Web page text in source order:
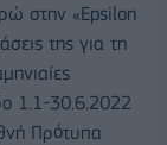
στην «Epsilon
της για τη
1.1-30.6.2022
Πρότυπα